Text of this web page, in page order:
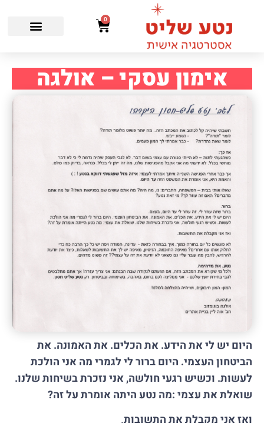
0
אימון עסקי – אולגה
היום יש לי את הידע. את הכלים. את האמונה. את
הביטחון העצמי. היום ברור לי לגמרי מה אני הולכת
לעשות. וכשיש רגעי חולשה, אני נזכרת בשיחות שלנו.
שואלת את עצמי :מה נטע היתה אומרת על זה?